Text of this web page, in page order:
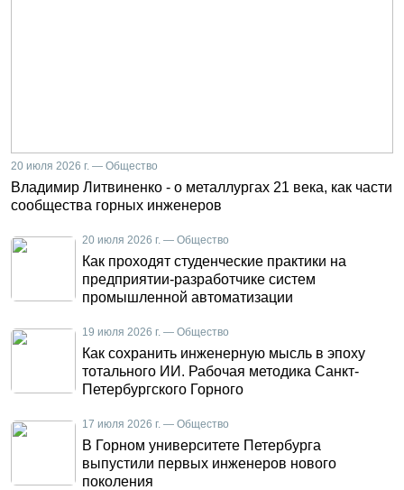
20 июля 2026 г. — Общество
Владимир Литвиненко - о металлургах 21 века, как части
сообщества горных инженеров
20 июля 2026 г. — Общество
Как проходят студенческие практики на
предприятии-разработчике систем
промышленной автоматизации
19 июля 2026 г. — Общество
Как сохранить инженерную мысль в эпоху
тотального ИИ. Рабочая методика Санкт-
Петербургского Горного
17 июля 2026 г. — Общество
В Горном университете Петербурга
выпустили первых инженеров нового
поколения